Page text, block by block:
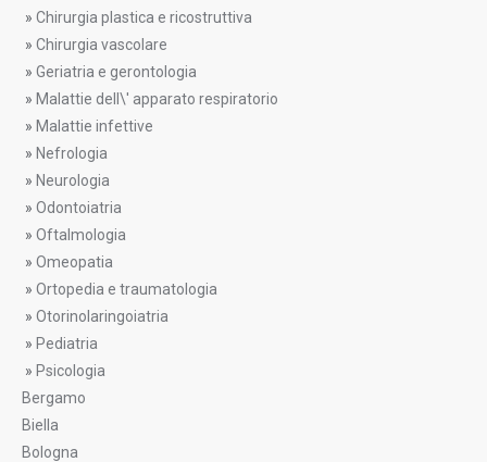
» Chirurgia plastica e ricostruttiva
» Chirurgia vascolare
» Geriatria e gerontologia
» Malattie dell\' apparato respiratorio
» Malattie infettive
» Nefrologia
» Neurologia
» Odontoiatria
» Oftalmologia
» Omeopatia
» Ortopedia e traumatologia
» Otorinolaringoiatria
» Pediatria
» Psicologia
Bergamo
Biella
Bologna